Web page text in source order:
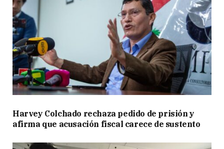
Harvey Colchado rechaza pedido de prisión y
afirma que acusación fiscal carece de sustento